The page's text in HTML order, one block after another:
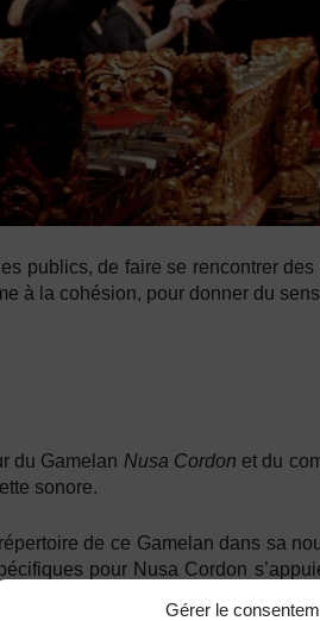
Gérer le
publics, de faire se rencontrer
à la cohésion, pour donner du
du Gamelan Nusa Cordon et du
sonore.
de ce Gamelan dans sa
pour Nusa Cordon
dans son temps, pour un